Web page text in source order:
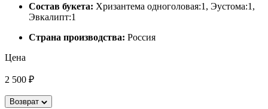
Состав букета: Хризантема одноголовая:1, Эустома:1,
Эвкалипт:1
Страна производства: Россия
Цена
2 500 ₽
Возврат